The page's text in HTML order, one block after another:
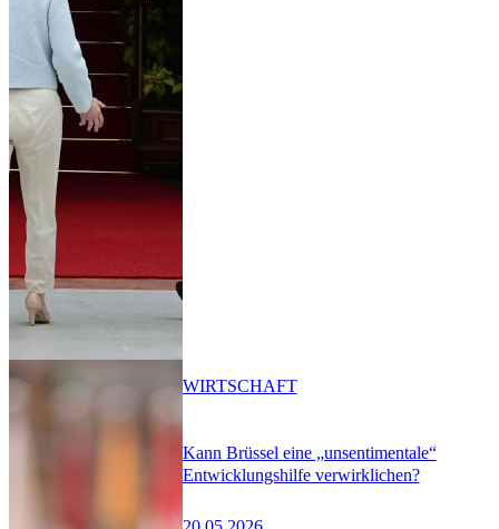
Kann Brüssel eine „unsentimentale“
Entwicklungshilfe verwirklichen?
WIRTSCHAFT